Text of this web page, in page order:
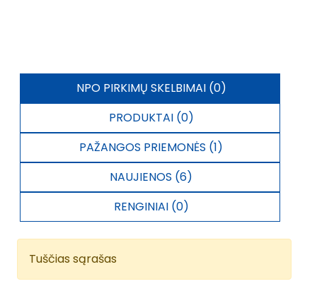
NPO PIRKIMŲ SKELBIMAI (0)
PRODUKTAI (0)
PAŽANGOS PRIEMONĖS (1)
NAUJIENOS (6)
RENGINIAI (0)
Tuščias sąrašas